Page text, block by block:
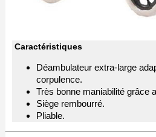
Caractéristiques
Déambulateur extra-large
corpulence.
Très bonne maniabilité grâce
Siège rembourré.
Pliable.